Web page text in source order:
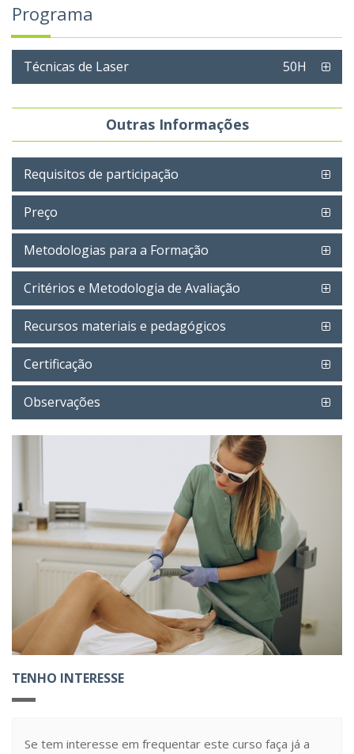
Programa
Técnicas de Laser 50H
Outras Informações
Requisitos de participação
Preço
Metodologias para a Formação
Critérios e Metodologia de Avaliação
Recursos materiais e pedagógicos
Certificação
Observações
TENHO INTERESSE
Se tem interesse em frequentar este curso faça já a